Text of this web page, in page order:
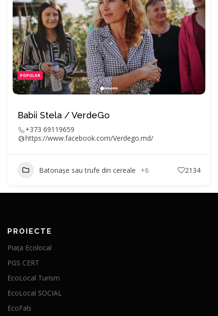
POPULAR
Babii Stela / VerdeGo
+373 69119659
https://www.facebook.com/Verdego.md/
Batonașe sau trufe din cereale +6 2134
PROIECTE
Piața Ecolocal
PGS CERT
EcoLocal Turism
EcoLocal SOCIAL
EcoFals